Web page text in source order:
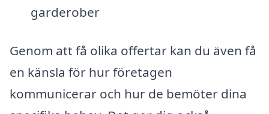
garderober
Genom att få olika offertar kan du även få
en känsla för hur företagen
kommunicerar och hur de bemöter dina